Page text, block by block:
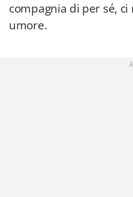
compagnia di per sé,
umore.